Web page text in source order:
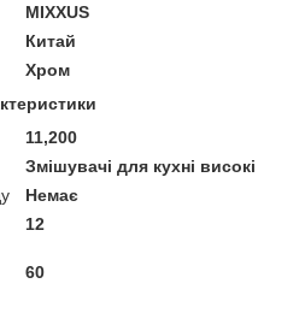
MIXXUS
Китай
Хром
11,200
Змішувачі для кухні високі
Немає
12
60